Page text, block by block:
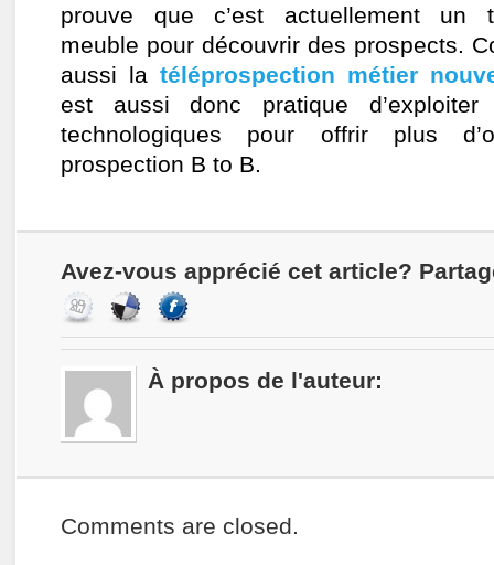
prouve que c’est actuellement un
meuble pour découvrir des prospects.
aussi la téléprospection métier
est aussi donc pratique
technologiques pour offrir plus
prospection B to B.
Avez-vous apprécié cet article?
À propos de l'auteur:
Comments are closed.